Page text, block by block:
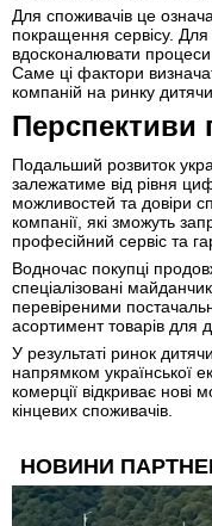
Для споживачів це
покращення сервісу. Для
вдосконалювати процеси
Саме ці фактори
компаній на ринку
Перспективи
Подальший розвиток
залежатиме від рівня
можливостей та довіри
компанії, які зможуть
професійний сервіс та
Водночас покупці
спеціалізовані
перевіреними
асортимент товарів для
У результаті ринок
напрямком української
комерції відкриває нові
кінцевих споживачів.